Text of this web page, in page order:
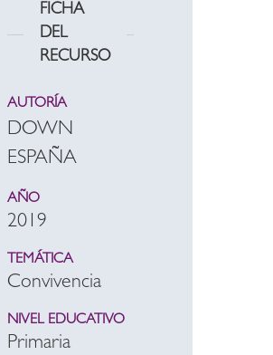
FICHA
DEL
RECURSO
AUTORÍA
DOWN
ESPAÑA
AÑO
2019
TEMÁTICA
Convivencia
NIVEL EDUCATIVO
Primaria